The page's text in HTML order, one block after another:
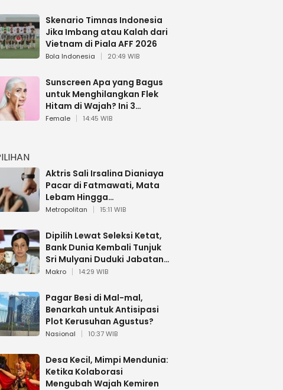
Skenario Timnas Indonesia
Jika Imbang atau Kalah dari
Vietnam di Piala AFF 2026
Bola Indonesia 20:49 WIB
Sunscreen Apa yang Bagus
untuk Menghilangkan Flek
Hitam di Wajah? Ini 3
Rekomendasi sesuai Review
Female 14:45 WIB
Aktris Sali Irsalina Dianiaya
Pacar di Fatmawati, Mata
Lebam Hingga
Diselamatkan Polantas
Metropolitan 15:11 WIB
Dipilih Lewat Seleksi Ketat,
Bank Dunia Kembali Tunjuk
Sri Mulyani Duduki Jabatan
Strategis
Makro 14:29 WIB
Pagar Besi di Mal-mal,
Benarkah untuk Antisipasi
Plot Kerusuhan Agustus?
Nasional 10:37 WIB
Desa Kecil, Mimpi Mendunia:
Ketika Kolaborasi
Mengubah Wajah Kemiren